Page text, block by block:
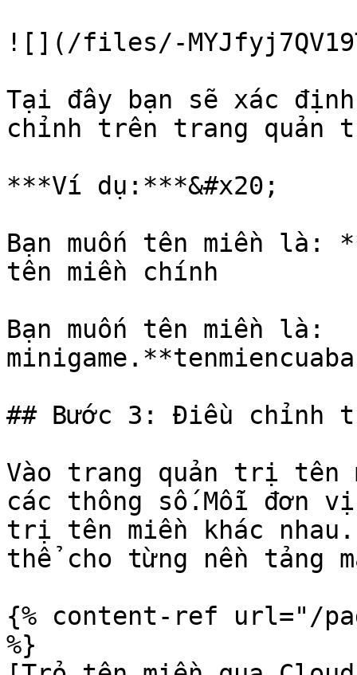
![](/files/-
Tại đây bạn sẽ xác
chỉnh trên trang quản
***Ví dụ:***&#x20;
Bạn muốn tên miền là:
tên miền chính
Bạn muốn tên miền là:
## Bước 3: Điều chỉnh
Vào trang quản trị tên
các thông số.Mỗi đơn
trị tên miền khác
thể cho từng nền tảng
{% content-ref url="/
%}